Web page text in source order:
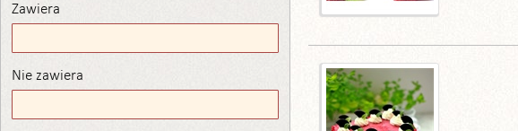
Zawiera
Nie zawiera